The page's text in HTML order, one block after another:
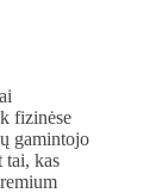
fizinėse
gamintojo
tai, kas